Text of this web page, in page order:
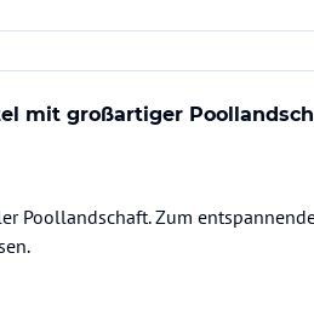
mit großartiger
Poollandschaft. Zum